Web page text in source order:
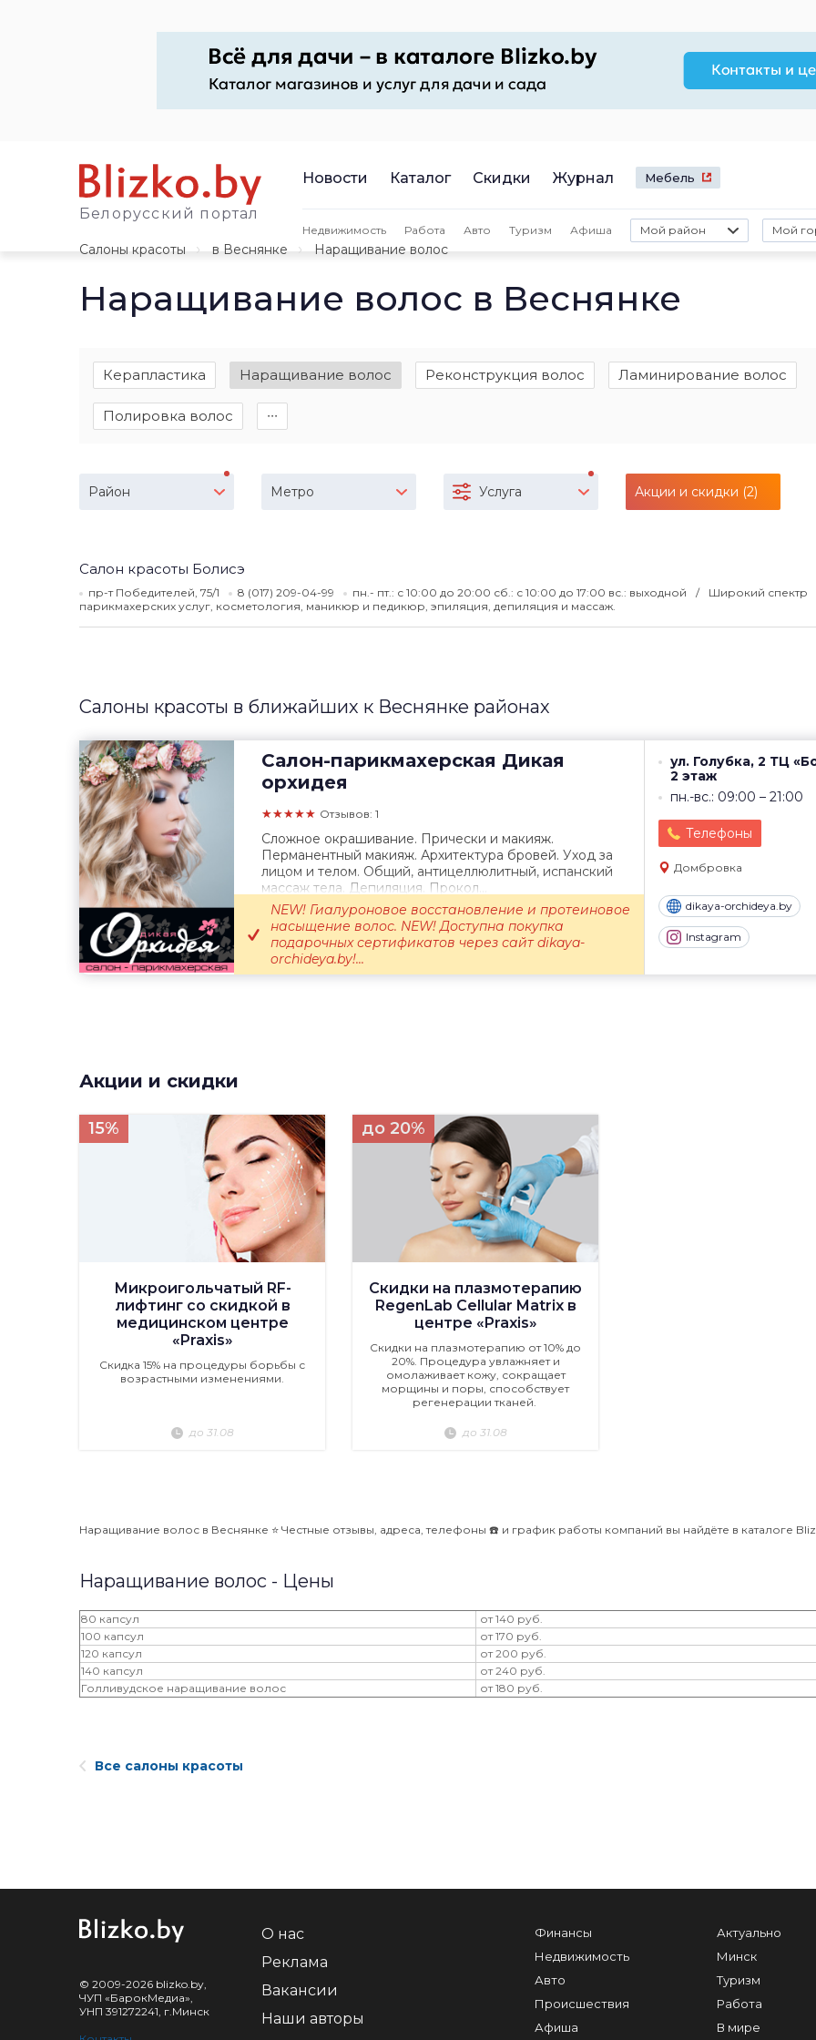
Белорусский портал
Новости Каталог Скидки Журнал Мебель
Недвижимость Работа Авто Туризм Афиша Мой район Мой
Салоны красоты в Веснянке Наращивание волос
Наращивание волос в Веснянке
Керапластика Наращивание волос Реконструкция волос Ламинирование волос
Полировка волос ∙∙∙
Район Метро Услуга Акции и скидки (2)
Салон красоты Болисэ
пр-т Победителей, 75/1 8 (017) 209-04-99 пн.- пт.: с 10:00 до 20:00 сб.: с 10:00 до 17:00 вс.: выходной
Широкий спектр
парикмахерских услуг, косметология, маникюр и педикюр, эпиляция, депиляция и массаж.
Салоны красоты в ближайших к Веснянке районах
Салон-парикмахерская Дикая
орхидея
★★★★★ Отзывов: 1
ул. Голубка, 2 ТЦ
2 этаж
пн.-вс.: 09:00 – 21:00
Телефоны
Домбровка
dikaya-orchideya.by
Instagram
Сложное окрашивание. Прически и макияж.
Перманентный макияж. Архитектура бровей. Уход за
лицом и телом. Общий, антицеллюлитный, испанский
массаж тела. Депиляция. Прокол...
NEW! Гиалуроновое восстановление и протеиновое
насыщение волос. NEW! Доступна покупка
подарочных сертификатов через сайт dikaya-
orchideya.by!...
Акции и скидки
15%
Микроигольчатый RF-
лифтинг со скидкой в
медицинском центре
«Praxis»
Скидка 15% на процедуры борьбы с
возрастными изменениями.
до 31.08
до 20%
Скидки на плазмотерапию
RegenLab Cellular Matrix в
центре «Praxis»
Скидки на плазмотерапию от 10% до
20%. Процедура увлажняет и
омолаживает кожу, сокращает
морщины и поры, способствует
регенерации тканей.
до 31.08
Наращивание волос в Веснянке ⭐️ Честные отзывы, адреса, телефоны ☎️ и график работы компаний вы найдёте в каталоге
Наращивание волос - Цены
80 капсул
от 140 руб.
100 капсул
от 170 руб.
120 капсул
от 200 руб.
140 капсул
от 240 руб.
Голливудское наращивание волос
от 180 руб.
Все салоны красоты
© 2009-2026 blizko.by,
ЧУП «БарокМедиа»,
УНП 391272241, г.Минск
О нас
Реклама
Вакансии
Наши авторы
Финансы
Недвижимость
Авто
Происшествия
Афиша
Актуально
Минск
Туризм
Работа
В мире